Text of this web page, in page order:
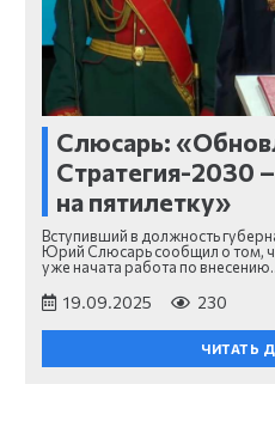
Слюсарь:
Стратегия-2030
на пятилетку»
Вступивший в должность
Юрий Слюсарь сообщил о том,
уже начата работа по
19.09.2025 230
ЧИТАТЬ